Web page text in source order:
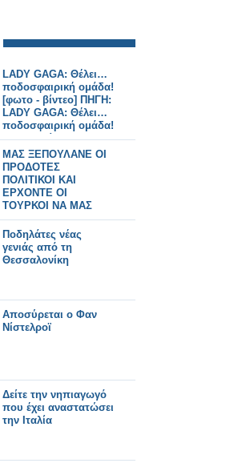
LADY GAGA: Θέλει…
ποδοσφαιρική ομάδα!
[φωτο - βίντεο] ΠΗΓΗ:
LADY GAGA: Θέλει…
ποδοσφαιρική ομάδα!
[φωτο - βίντεο]
ΜΑΣ ΞΕΠΟΥΛΑΝΕ ΟΙ
ΠΡΟΔΟΤΕΣ
ΠΟΛΙΤΙΚΟΙ ΚΑΙ
ΕΡΧΟΝΤΕ ΟΙ
ΤΟΥΡΚΟΙ ΝΑ ΜΑΣ
ΑΓΟΡΑΣΟΥΝ
!!!«Φλερτ» Τούρκων
επενδυτών με τα
ελληνικά νησιά
Ποδηλάτες νέας
γενιάς από τη
Θεσσαλονίκη
Αποσύρεται ο Φαν
Νίστελροϊ
Δείτε την νηπιαγωγό
που έχει αναστατώσει
την Ιταλία